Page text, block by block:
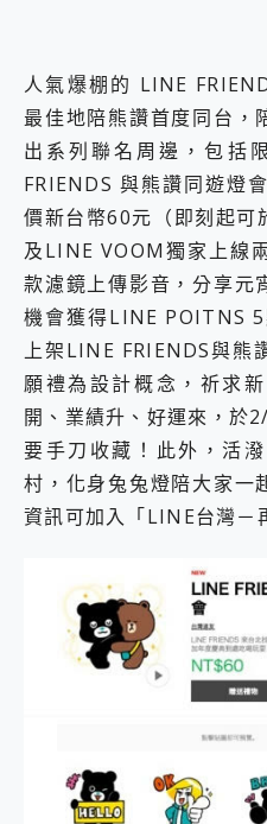
人氣爆棚的 LINE
最佳地陪熊讚首度同台，
出系列聯名周邊，包括
FRIENDS 與熊讚同遊燈
價新台幣60元（即刻起可
及LINE VOOM獨家上線
款濾鏡上傳影音，分享元
機會獲得LINE POITNS
上架LINE FRIENDS與熊
願禮為設計概念，祈求
開、業績升、好運來，於
要手刀收藏！此外，活
村，化身兔兔燈陪大家一
資訊可加入「LINE台灣－